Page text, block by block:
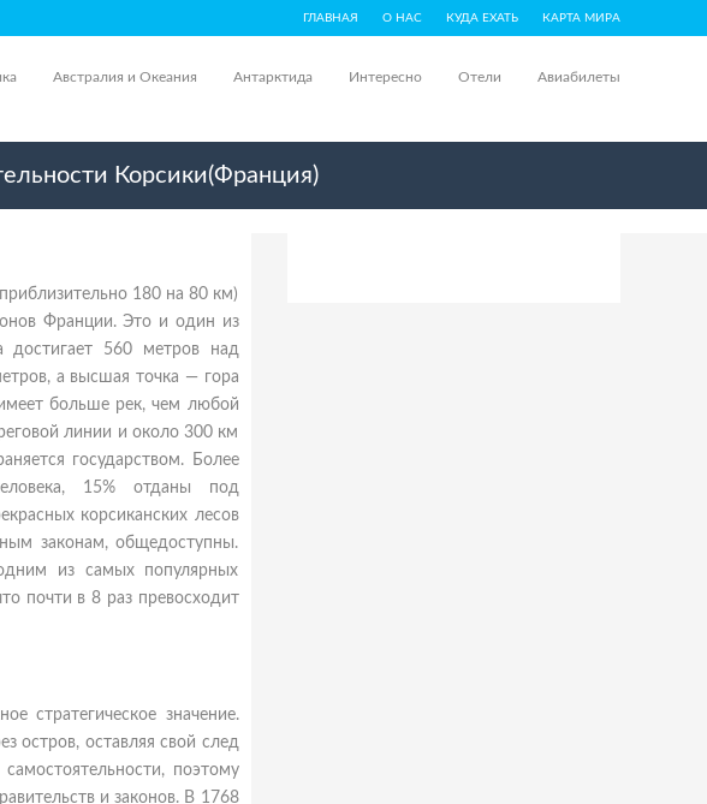
ГЛАВНАЯ О НАС КУДА ЕХАТЬ КАРТА МИРА
Австралия и Океания Антарктида Интересно Отели Авиабилеты
Корсики(Франция)
180 на 80 км)
Франции. Это и один из
достигает 560 метров над
а высшая точка — гора
больше рек, чем любой
линии и около 300 км
государством. Более
15% отданы под
корсиканских лесов
законам, общедоступны.
из самых популярных
почти в 8 раз превосходит
стратегическое значение.
остров, оставляя свой след
поэтому
и законов. В 1768